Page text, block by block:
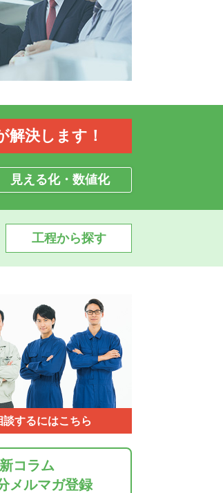
決します！
見える化・数値化
工程から探す
談するにはこちら
コラム
メルマガ登録